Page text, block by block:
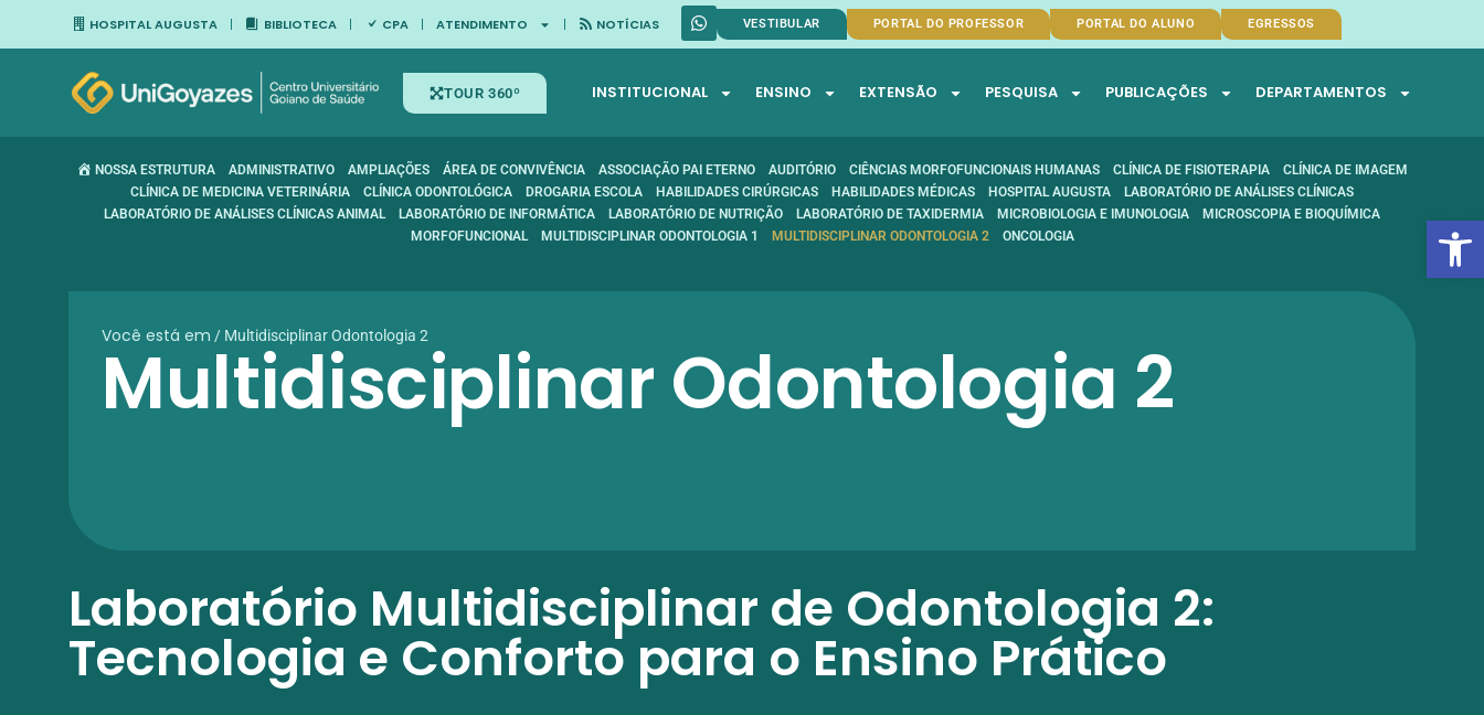
Abrir
HOSPITAL AUGUSTA BIBLIOTECA CPA ATENDIMENTO NOTÍCIAS VESTIBULAR PORTAL DO PROFESSOR PORTAL DO ALUNO EGRESSOS
TOUR 360º INSTITUCIONAL ENSINO EXTENSÃO PESQUISA PUBLICAÇÕES DEPARTAMENTOS
NOSSA ESTRUTURA ADMINISTRATIVO AMPLIAÇÕES ÁREA DE CONVIVÊNCIA ASSOCIAÇÃO PAI ETERNO AUDITÓRIO CIÊNCIAS MORFOFUNCIONAIS HUMANAS CLÍNICA DE FISIOTERAPIA
CLÍNICA DE IMAGEM
CLÍNICA DE MEDICINA VETERINÁRIA
CLÍNICA ODONTOLÓGICA DROGARIA ESCOLA HABILIDADES CIRÚRGICAS HABILIDADES MÉDICAS HOSPITAL AUGUSTA
LABORATÓRIO DE ANÁLISES CLÍNICAS
LABORATÓRIO DE ANÁLISES CLÍNICAS ANIMAL
LABORATÓRIO DE INFORMÁTICA LABORATÓRIO DE NUTRIÇÃO LABORATÓRIO DE TAXIDERMIA MICROBIOLOGIA E IMUNOLOGIA
MICROSCOPIA E BIOQUÍMICA
MORFOFUNCIONAL
MULTIDISCIPLINAR ODONTOLOGIA 1 MULTIDISCIPLINAR ODONTOLOGIA 2 ONCOLOGIA
Você está em / Multidisciplinar Odontologia 2
Multidisciplinar Odontologia 2
Laboratório Multidisciplinar de Odontologia 2:
Tecnologia e Conforto para o Ensino Prático